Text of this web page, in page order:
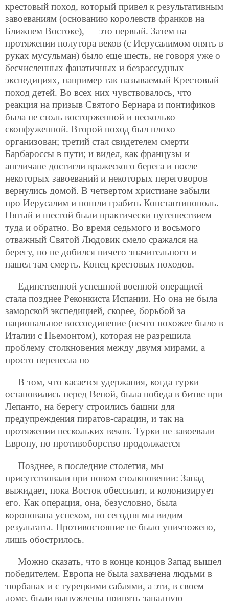
крестовый поход, который привел к результативным
завоеваниям (основанию королевств франков на
Ближнем Востоке), — это первый. Затем на
протяжении полутора веков (с Иерусалимом опять в
руках мусульман) было еще шесть, не говоря уже о
бесчисленных фанатичных и безрассудных
экспедициях, например так называемый Крестовый
поход детей. Во всех них чувствовалось, что
реакция на призыв Святого Бернара и понтификов
была не столь восторженной и несколько
сконфуженной. Второй поход был плохо
организован; третий стал свидетелем смерти
Барбароссы в пути; и видел, как французы и
англичане достигли вражеского берега и после
некоторых завоеваний и некоторых переговоров
вернулись домой. В четвертом христиане забыли
про Иерусалим и пошли грабить Константинополь.
Пятый и шестой были практически путешествием
туда и обратно. Во время седьмого и восьмого
отважный Святой Людовик смело сражался на
берегу, но не добился ничего значительного и
нашел там смерть. Конец крестовых походов.
Единственной успешной военной операцией
стала позднее Реконкиста Испании. Но она не была
заморской экспедицией, скорее, борьбой за
национальное воссоединение (нечто похожее было в
Италии с Пьемонтом), которая не разрешила
проблему столкновения между двумя мирами, а
просто перенесла по
В том, что касается удержания, когда турки
остановились перед Веной, была победа в битве при
Лепанто, на берегу строились башни для
предупреждения пиратов-сарацин, и так на
протяжении нескольких веков. Турки не завоевали
Европу, но противоборство продолжается
Позднее, в последние столетия, мы
присутствовали при новом столкновении: Запад
выжидает, пока Восток обессилит, и колонизирует
его. Как операция, она, безусловно, была
коронована успехом, но сегодня мы видим
результаты. Противостояние не было уничтожено,
лишь обострилось.
Можно сказать, что в конце концов Запад вышел
победителем. Европа не была захвачена людьми в
тюрбанах и с турецкими саблями, а эти, в своем
доме, были вынуждены принять западную